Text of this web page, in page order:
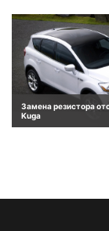
Замена резистора
Kuga